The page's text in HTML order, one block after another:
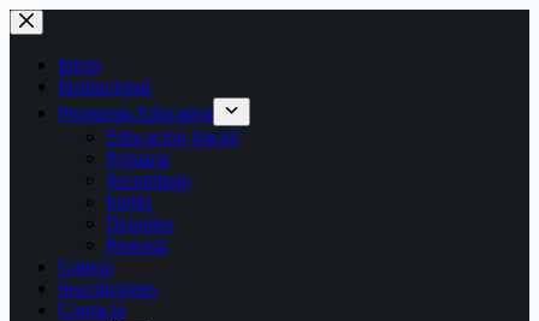
Saltar
al
contenido
Inicio
Institucional
Propuesta Educativa
Educación Inicial
Primaria
Secundaria
Inglés
Deportes
Pastoral
Galería
Inscripciones
Contacto